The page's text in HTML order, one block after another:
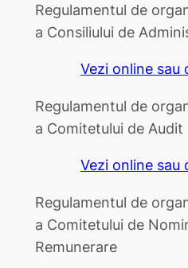
Regulamentul de
a Consiliului de
Vezi online sau
Regulamentul de
a Comitetului de Audit
Vezi online sau
Regulamentul de
a Comitetului de
Remunerare